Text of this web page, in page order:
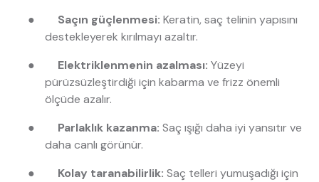
●
Saçın güçlenmesi: Keratin, saç telinin yapısını
destekleyerek kırılmayı azaltır.
●
Elektriklenmenin azalması: Yüzeyi
pürüzsüzleştirdiği için kabarma ve frizz önemli
ölçüde azalır.
●
Parlaklık kazanma: Saç ışığı daha iyi yansıtır ve
daha canlı görünür.
●
Kolay taranabilirlik: Saç telleri yumuşadığı için